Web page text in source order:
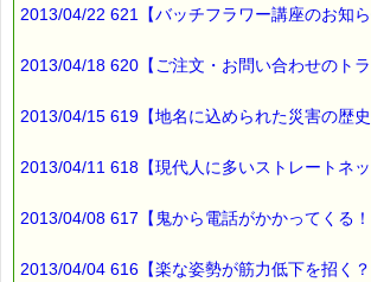
2013/04/22 621【バッチフラワー講座のお知ら
2013/04/18 620【ご注文・お問い合わせのトラ
2013/04/15 619【地名に込められた災害の歴史
2013/04/11 618【現代人に多いストレートネッ
2013/04/08 617【鬼から電話がかかってくる！
2013/04/04 616【楽な姿勢が筋力低下を招く？